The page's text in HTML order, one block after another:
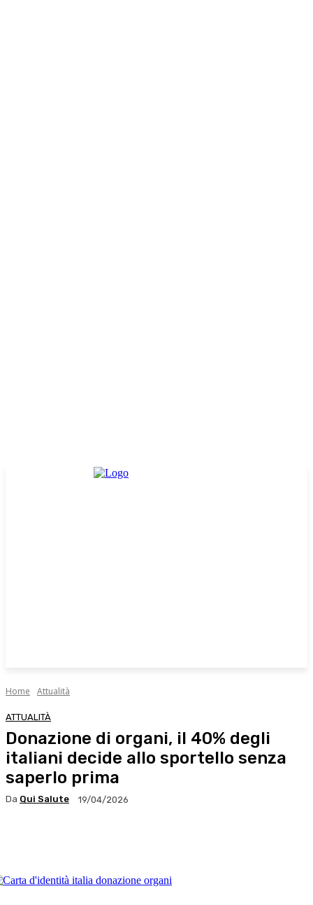
Home Attualità
ATTUALITÀ
Donazione di organi, il 40% degli
italiani decide allo sportello senza
saperlo prima
Da Qui Salute 19/04/2026